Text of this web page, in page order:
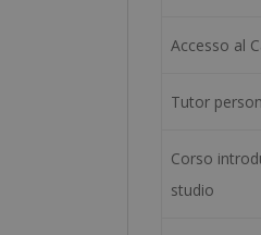
Accesso al
Tutor
Corso
studio